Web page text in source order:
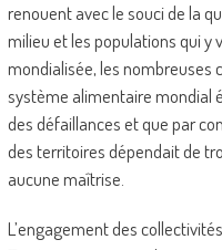
renouent avec le souci de la
milieu et les populations qui y
mondialisée, les nombreuses
système alimentaire mondial
des défaillances et que par
des territoires dépendait de
aucune maîtrise.
L’engagement des